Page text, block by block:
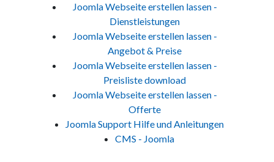
Joomla Webseite erstellen lassen -
Dienstleistungen
Joomla Webseite erstellen lassen -
Angebot & Preise
Joomla Webseite erstellen lassen -
Preisliste download
Joomla Webseite erstellen lassen -
Offerte
Joomla Support Hilfe und Anleitungen
CMS - Joomla